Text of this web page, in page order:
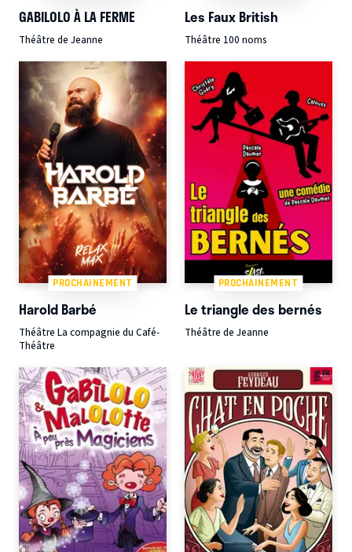
GABILOLO À LA FERME
Théâtre de Jeanne
Les Faux British
Théâtre 100 noms
PROCHAINEMENT
Harold Barbé
Théâtre La compagnie du Café-
Théâtre
PROCHAINEMENT
Le triangle des bernés
Théâtre de Jeanne